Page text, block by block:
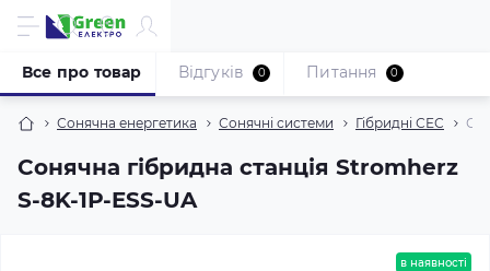
Сонячна енергетика Сонячні системи Гібридні СЕС
Сонячна гібридна станція Stromherz
S-8K-1Р-ESS-UA
Все про товар Відгуків 0 Питання 0
в наявності